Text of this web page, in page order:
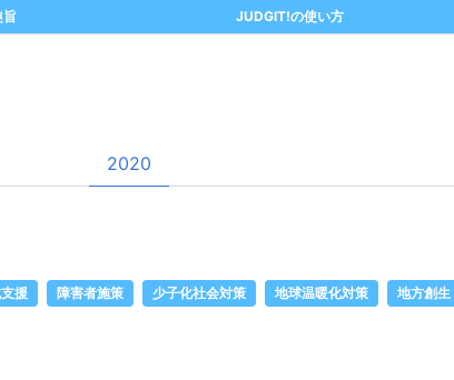
JUDGIT!の使い方
2020
援 障害者施策 少子化社会対策 地球温暖化対策 地方創生